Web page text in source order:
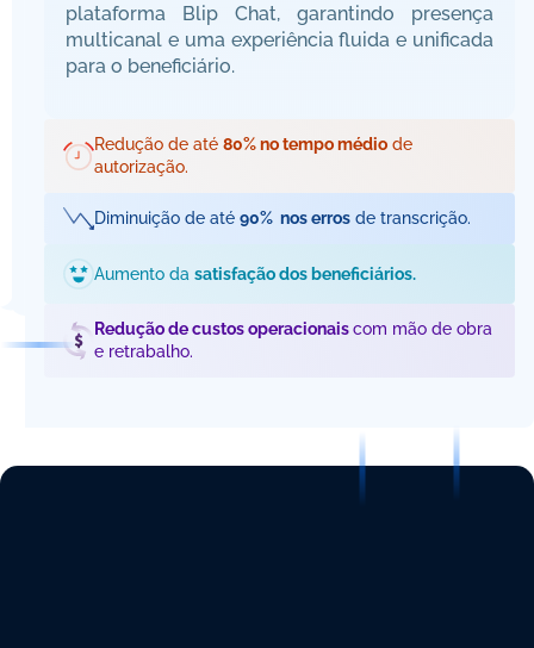
plataforma Blip Chat, garantindo presença
multicanal e uma experiência fluida e unificada
para o beneficiário.
Redução de até 80% no tempo médio de
autorização.
Diminuição de até 90%  nos erros de transcrição.
Aumento da satisfação dos beneficiários.
Redução de custos operacionais com mão de obra
e retrabalho.